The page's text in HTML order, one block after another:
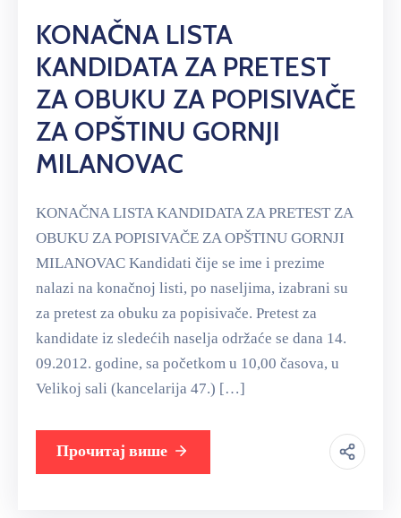
KONAČNA LISTA
KANDIDATA ZA PRETEST
ZA OBUKU ZA POPISIVAČE
ZA OPŠTINU GORNJI
MILANOVAC
KONAČNA LISTA KANDIDATA ZA PRETEST ZA
OBUKU ZA POPISIVAČE ZA OPŠTINU GORNJI
MILANOVAC Kandidati čije se ime i prezime
nalazi na konačnoj listi, po naseljima, izabrani su
za pretest za obuku za popisivače. Pretest za
kandidate iz sledećih naselja održaće se dana 14.
09.2012. godine, sa početkom u 10,00 časova, u
Velikoj sali (kancelarija 47.) […]
Прочитај више